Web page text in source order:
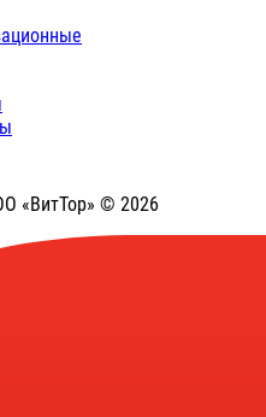
«ВитТор» © 2026